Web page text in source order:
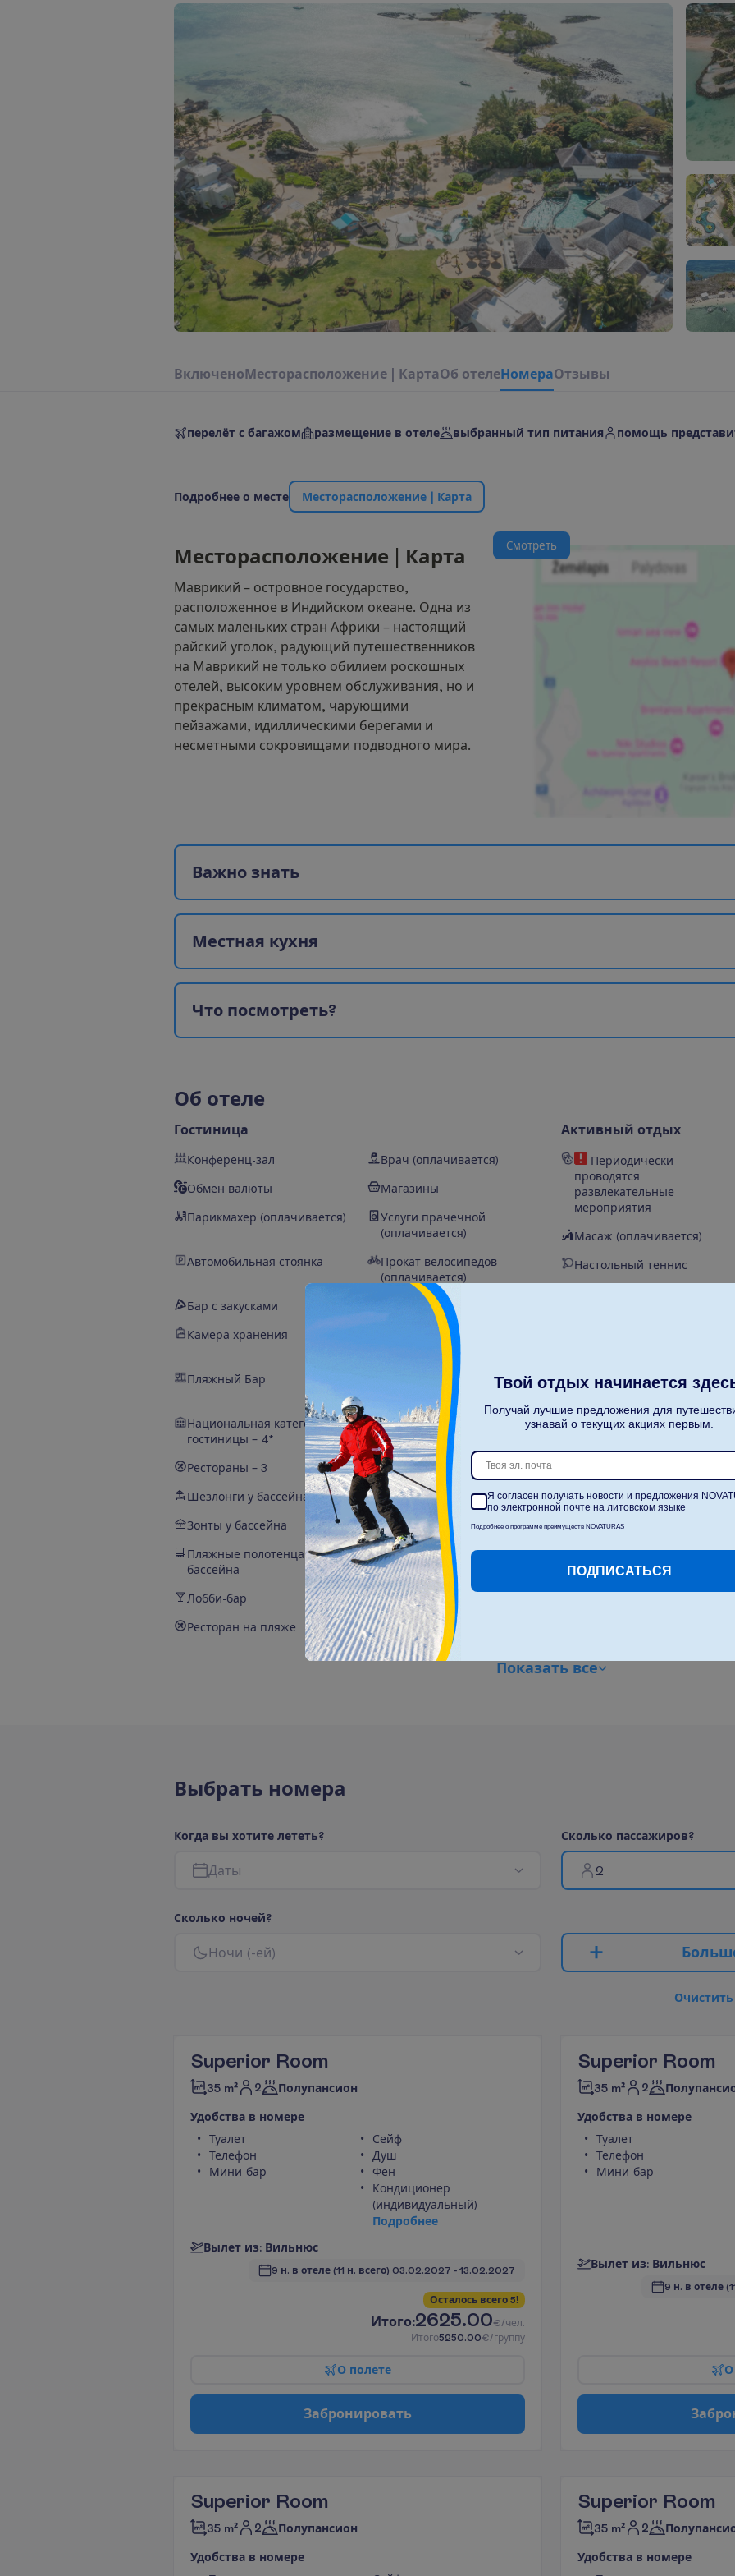
ВключеноМесторасположение КартаОб отелеНомераОтзывы
перелёт с багажом размещение в отеле выбранный тип питания помощь
Подробнее о месте Месторасположение Карта
Месторасположение Карта
Маврикий – островное государство,
расположенное в Индийском океане. Одна из
самых маленьких стран Африки – настоящий
райский уголок, радующий путешественников
на Маврикий не только обилием роскошных
отелей, высоким уровнем обслуживания, но и
прекрасным климатом, чарующими
пейзажами, идиллическими берегами и
несметными сокровищами подводного мира.
Смотреть
Важно знать
Местная кухня
Что посмотреть?
Об отеле
Гостиница
Конференц-зал Врач (оплачивается)
Обмен валюты Магазины
Парикмахер (оплачивается)
Услуги прачечной
(оплачивается)
Автомобильная стоянка
Прокат велосипедов
(оплачивается)
Бар с закусками Количество номеров – 214
Камера хранения
Ресторан а la carte
(оплачивается)
Пляжный Бар
Гостиница была открыта
Национальная категория
гостиницы – 4*
Бассейны – 4
Рестораны – 3 Химчистка (оплачивается)
Шезлонги у бассейна Шезлонги на пляже
Зонты у бассейна Зонты на пляже
Пляжные полотенца у
бассейна
Пляжные полотенца на
пляже
Лобби-бар Беспроводной интернет
Ресторан на пляже Главный ресторан
Активный отдых
Периодически
проводятся
развлекательные
мероприятия
Масаж (оплачивается)
Настольный теннис
Оснащение для тенниса
Кулинарные мастер-классы
(оплачивается)
Показать все
Выбрать номера
Когда вы хотите лететь?
Даты
Сколько пассажиров?
2
Сколько ночей?
Ночи (-ей) Больш
Очистить
Superior Room
35 m² 2 Полупансион
Удобства в номере
Туалет
Телефон
Мини-бар
Сейф
Душ
Фен
Кондиционер
(индивидуальный)
Подробнее
Вылет из: Вильнюс
9 н. в отеле (11 н. всего) 03.02.2027 - 13.02.2027
Осталось всего 5!
Итого:2625.00€/чел.
Итого5250.00€/группу
О полете
Забронировать
Superior Room
35 m² 2
Удобства в номере
Туалет
Телефон
Мини-бар
Вылет из: Вильнюс
9 н. в отеле
О
Забро
Superior Room
35 m² 2 Полупансион
Удобства в номере
Superior Room
35 m² 2
Удобства в номере
Твой отдых начинается
Получай лучшие предложения для
узнавай о текущих акциях первым.
Я согласен получать новости и предложения
по электронной почте на литовском языке
Подробнее о программе преимуществ NOVATURAS
ПОДПИСАТЬСЯ